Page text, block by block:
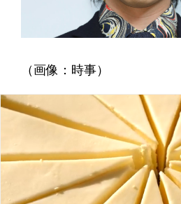
（画像：時事）